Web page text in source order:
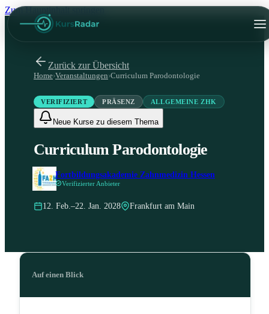
Zum Hauptinhalt springen
Zurück zur Übersicht
Home›Veranstaltungen›Curriculum Parodontologie
VERIFIZIERT PRÄSENZ ALLGEMEINE ZHK
Neue Kurse zu diesem Thema
Curriculum Parodontologie
Fortbildungsakademie Zahnmedizin Hessen
Verifizierter Anbieter
12. Feb.–22. Jan. 2028 Frankfurt am Main
Auf einen Blick